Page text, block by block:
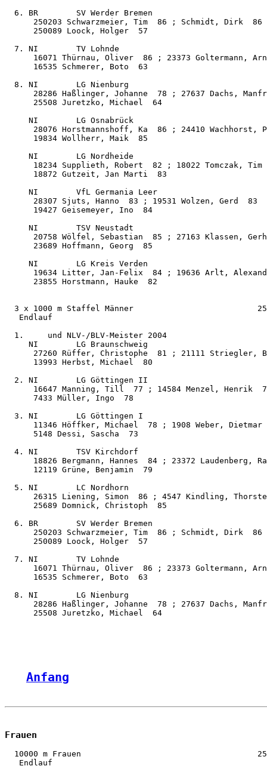
6. BR        SV Werder Bremen
      250203 Schwarzmeier, Tim  86 ; Schmidt, Dirk  86
      250089 Loock, Holger  57
7. NI        TV Lohnde
16071 Thürnau, Oliver  86 ; 23373 Goltermann,
      16535 Schmerer, Boto  63
8. NI        LG Nienburg
28286 Haßlinger, Johanne  78 ; 27637 Dachs,
      25508 Juretzko, Michael  64
NI        LG Osnabrück
28076 Horstmannshoff, Ka  86 ; 24410 Wachhorst,
      19834 Wollherr, Maik  85
NI        LG Nordheide
18234 Supplieth, Robert  82 ; 18022 Tomczak, Tim
      18872 Gutzeit, Jan Marti  83
NI        VfL Germania Leer
      28307 Sjuts, Hanno  83 ; 19531 Wolzen, Gerd  83
      19427 Geisemeyer, Ino  84
NI        TSV Neustadt
20758 Wölfel, Sebastian  85 ; 27163 Klassen,
      23689 Hoffmann, Georg  85
NI        LG Kreis Verden
19634 Litter, Jan-Felix  84 ; 19636 Arlt,
      23855 Horstmann, Hauke  82
3 x 1000 m Staffel Männer
   Endlauf
  1.     und NLV-/BLV-Meister 2004
NI        LG Braunschweig
27260 Rüffer, Christophe  81 ; 21111 Striegler,
      13993 Herbst, Michael  80
2. NI        LG Göttingen II
16647 Manning, Till  77 ; 14584 Menzel, Henrik
      7433 Müller, Ingo  78
3. NI        LG Göttingen I
11346 Höffker, Michael  78 ; 1908 Weber, Dietmar
      5148 Dessi, Sascha  73
4. NI        TSV Kirchdorf
18826 Bergmann, Hannes  84 ; 23372 Laudenberg,
      12119 Grüne, Benjamin  79
5. NI        LC Nordhorn
26315 Liening, Simon  86 ; 4547 Kindling,
      25689 Domnick, Christoph  85
6. BR        SV Werder Bremen
      250203 Schwarzmeier, Tim  86 ; Schmidt, Dirk  86
      250089 Loock, Holger  57
7. NI        TV Lohnde
16071 Thürnau, Oliver  86 ; 23373 Goltermann,
      16535 Schmerer, Boto  63
8. NI        LG Nienburg
28286 Haßlinger, Johanne  78 ; 27637 Dachs,
      25508 Juretzko, Michael  64
Anfang
Frauen
10000 m Frauen
   Endlauf